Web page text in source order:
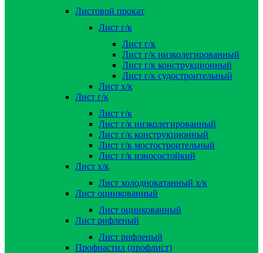
Листовой прокат
Лист г/к
Лист г/к
Лист г/к низколегированный
Лист г/к конструкционный
Лист г/к судостроительный
Лист х/к
Лист г/к
Лист г/к
Лист г/к низколегированный
Лист г/к конструкционный
Лист г/к мостостроительный
Лист г/к износостойкий
Лист х/к
Лист холоднокатанный х/к
Лист оцинкованный
Лист оцинкованный
Лист рифленый
Лист рифленый
Профнастил (профлист)